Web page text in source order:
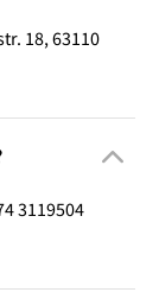
18, 63110
3119504